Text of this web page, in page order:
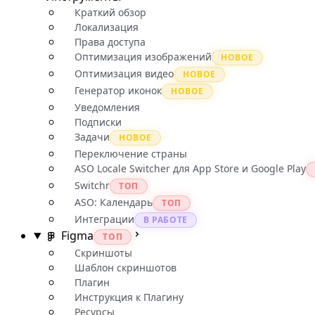
Краткий обзор
Локализация
Права доступа
Оптимизация изображений
НОВОЕ
Оптимизация видео НОВОЕ
Генератор иконок НОВОЕ
Уведомления
Подписки
Задачи
НОВОЕ
Переключение страны
ASO Locale Switcher для App Store и Google Play
Switchr
ТОП
ASO: Календарь ТОП
Интеграции В РАБОТЕ
Figma ТОП
Скриншоты
Шаблон скриншотов
Плагин
Инструкция к Плагину
Ресурсы